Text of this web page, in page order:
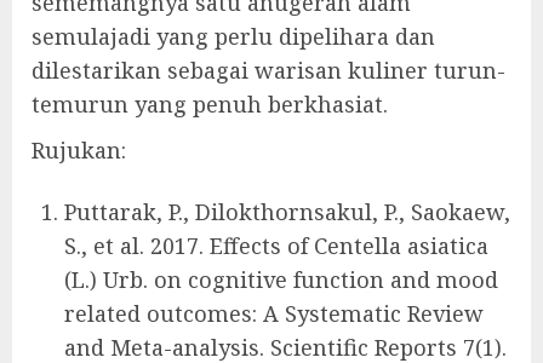
semulajadi yang perlu dipelihara dan
dilestarikan sebagai warisan kuliner turun-
temurun yang penuh berkhasiat.
Rujukan:
Puttarak, P., Dilokthornsakul, P., Saokaew,
S., et al. 2017. Effects of Centella asiatica
(L.) Urb. on cognitive function and mood
related outcomes: A Systematic Review
and Meta-analysis. Scientific Reports 7(1).